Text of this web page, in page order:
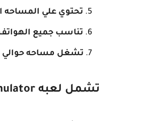
تحتوي علي المساحه
تناسب جميع
تشغل مساحه حوالي 6 m فقط
تشمل لعبه Bakery Simulator: